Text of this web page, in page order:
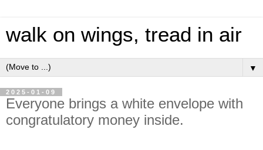
walk on wings, tread in air
▼
2025-01-09
Everyone brings a white envelope with
congratulatory money inside.